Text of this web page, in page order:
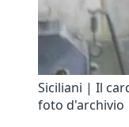
Siciliani | Il
foto d'archivio